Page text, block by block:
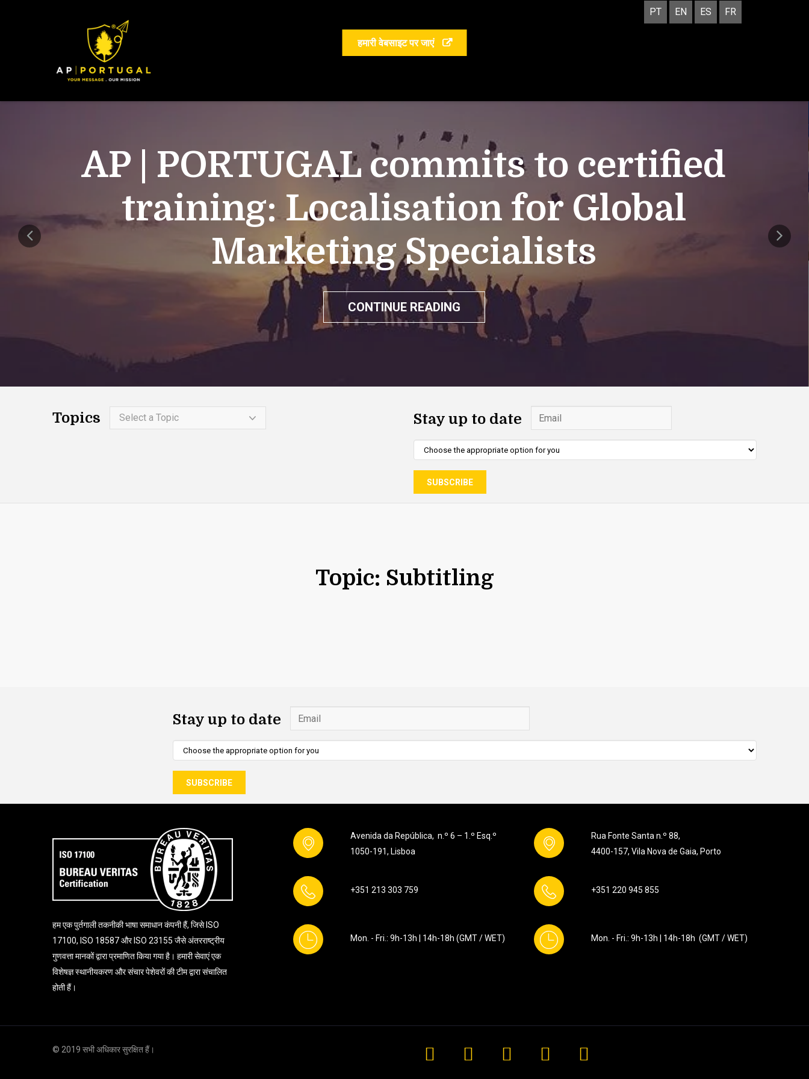
PT EN ES FR
हमारी वेबसाइट पर जाएं
AP | PORTUGAL commits to certified
training: Localisation for Global
Marketing Specialists
CONTINUE READING
Topics Select a Topic Stay up to date
Topic: Subtitling
Stay up to date
हम एक पुर्तगाली तकनीकी भाषा समाधान कंपनी हैं, जिसे ISO
17100, ISO 18587 और ISO 23155 जैसे अंतरराष्ट्रीय
गुणवत्ता मानकों द्वारा प्रमाणित किया गया है। हमारी सेवाएं एक
विशेषज्ञ स्थानीयकरण और संचार पेशेवरों की टीम द्वारा संचालित
होती हैं।
Avenida da República, n.º 6 – 1.º Esq.º
1050-191, Lisboa
+351 213 303 759
Mon. - Fri.: 9h-13h | 14h-18h (GMT / WET)
Rua Fonte Santa n.º 88,
4400-157, Vila Nova de Gaia, Porto
+351 220 945 855
Mon. - Fri.: 9h-13h | 14h-18h (GMT / WET)
© 2019 सभी अधिकार सुरक्षित हैं।